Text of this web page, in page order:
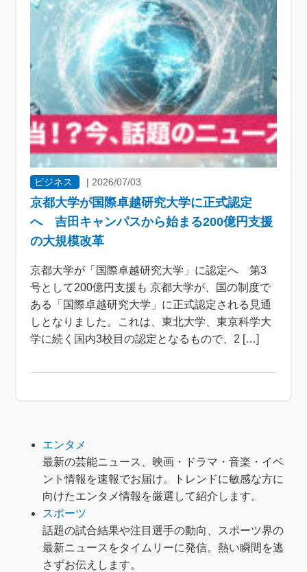
ビジネス | 2026/07/03
京都大学が国際卓越研究大学に正式認定
へ 吉田キャンパスから始まる200億円支援
の大規模改革
京都大学が「国際卓越研究大学」に認定へ 第3
号として200億円支援も 京都大学が、国の制度で
ある「国際卓越研究大学」に正式認定される見通
しとなりました。これは、東北大学、東京科学大
学に続く国内3校目の認定となるもので、2 […]
エンタメ
最新の芸能ニュース、映画・ドラマ・音楽・イベ
ント情報を速報でお届け。トレンドに敏感な方に
向けたエンタメ情報を厳選して紹介します。
スポーツ
話題の試合結果や注目選手の動向、スポーツ界の
最新ニュースをタイムリーに発信。熱い瞬間を逃
さずお伝えします。